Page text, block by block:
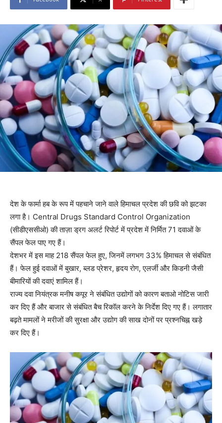
देश के फार्मा हब के रूप में पहचाने जाने वाले हिमाचल प्रदेश की छवि को झटका
लगा है। Central Drugs Standard Control Organization
(सीडीएससीओ) की ताज़ा ड्रग अलर्ट रिपोर्ट में प्रदेश में निर्मित 71 दवाओं के
सैंपल फेल पाए गए हैं।
देशभर में इस माह 218 सैंपल फेल हुए, जिनमें लगभग 33% हिमाचल से संबंधित
हैं। फेल हुई दवाओं में बुखार, ब्लड प्रेशर, हृदय रोग, एलर्जी और किडनी जैसी
बीमारियों की दवाएं शामिल हैं।
राज्य दवा नियंत्रक मनीष कपूर ने संबंधित उद्योगों को कारण बताओ नोटिस जारी
कर दिए हैं और बाजार से संबंधित बैच रिकॉल करने के निर्देश दिए गए हैं। लगातार
बढ़ते मामलों ने मरीजों की सुरक्षा और उद्योग की साख दोनों पर प्रश्नचिह्न खड़े
कर दिए हैं।